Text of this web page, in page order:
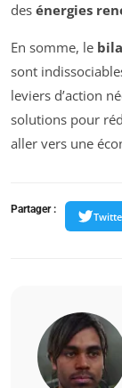
des énergies
En somme, le
sont
leviers d’action
solutions pour
aller vers une
Partager :